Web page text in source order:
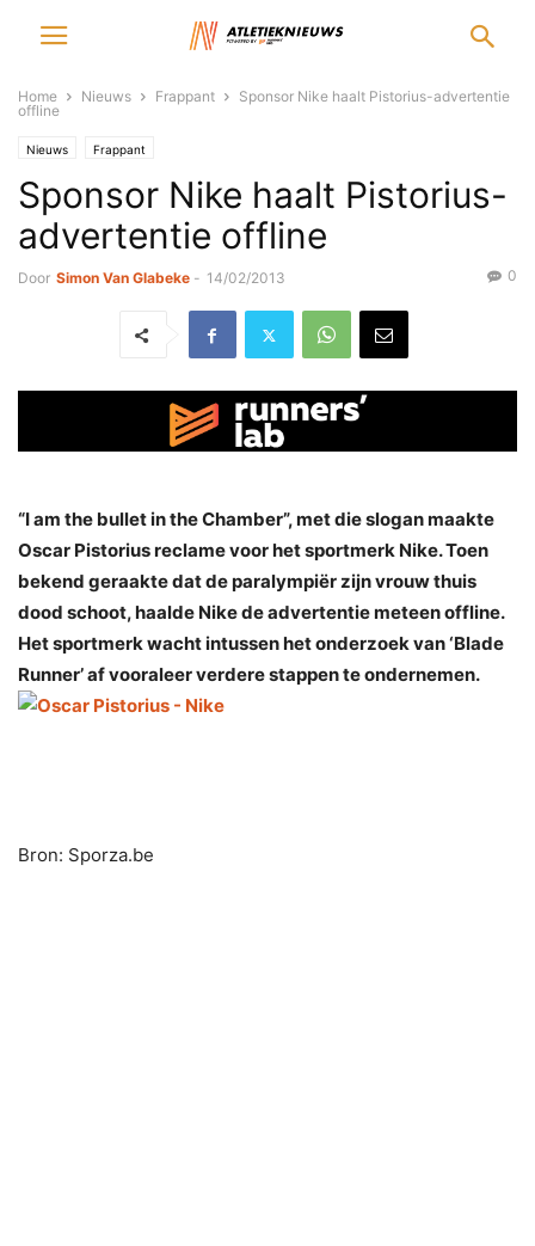
Home Nieuws Frappant
Sponsor Nike haalt Pistorius-advertentie
offline
Nieuws Frappant
Sponsor Nike haalt Pistorius-
advertentie offline
Door Simon Van Glabeke - 14/02/2013 0
“I am the bullet in the Chamber”, met die slogan maakte
Oscar Pistorius reclame voor het sportmerk Nike. Toen
bekend geraakte dat de paralympiër zijn vrouw thuis
dood schoot, haalde Nike de advertentie meteen offline.
Het sportmerk wacht intussen het onderzoek van ‘Blade
Runner’ af vooraleer verdere stappen te ondernemen.
Bron: Sporza.be